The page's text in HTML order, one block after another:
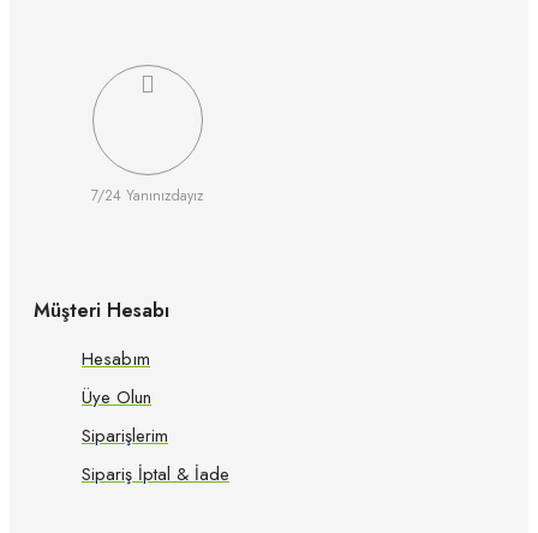
7/24 Yanınızdayız
Müşteri Hesabı
Hesabım
Üye Olun
Siparişlerim
Sipariş İptal & İade